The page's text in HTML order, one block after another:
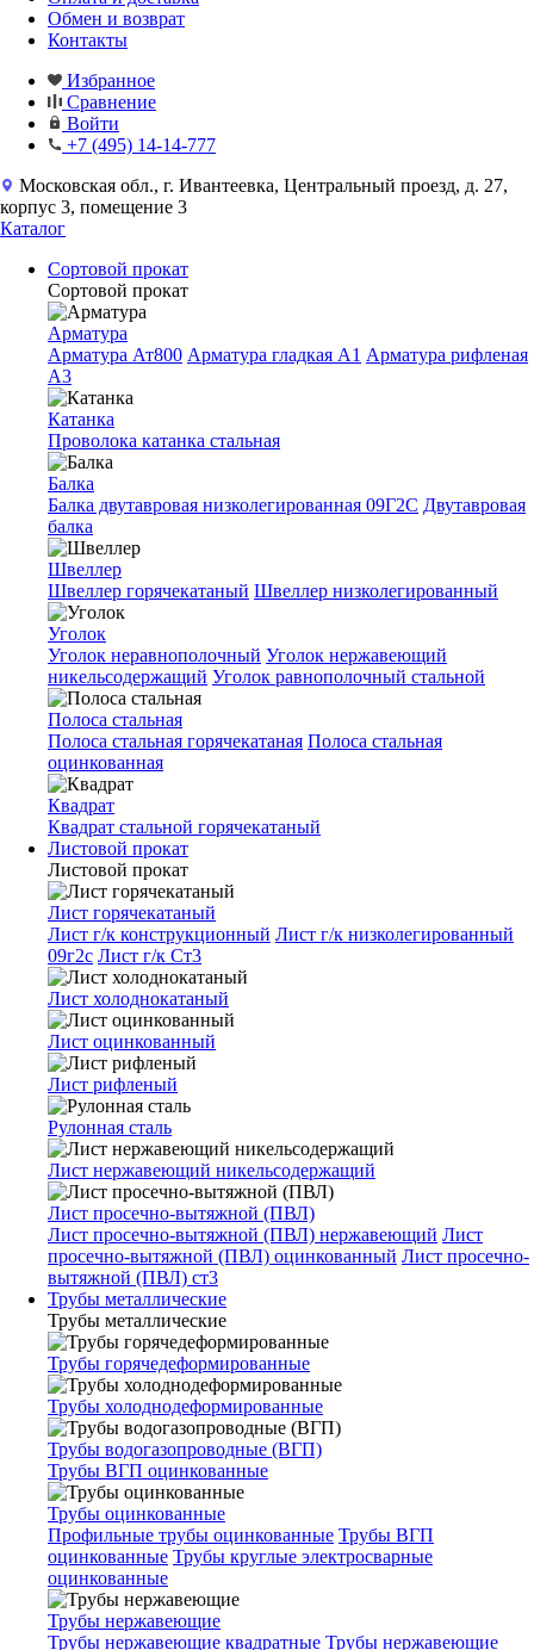
Обмен и возврат
Контакты
Избранное
Сравнение
Войти
+7 (495) 14-14-777
Московская обл., г. Ивантеевка, Центральный проезд, д. 27,
корпус 3, помещение 3
Каталог
Сортовой прокат
Сортовой прокат
Арматура
Арматура Ат800 Арматура гладкая A1 Арматура рифленая
A3
Катанка
Проволока катанка стальная
Балка
Балка двутавровая низколегированная 09Г2С Двутавровая
балка
Швеллер
Швеллер горячекатаный Швеллер низколегированный
Уголок
Уголок неравнополочный Уголок нержавеющий
никельсодержащий Уголок равнополочный стальной
Полоса стальная
Полоса стальная горячекатаная Полоса стальная
оцинкованная
Квадрат
Квадрат стальной горячекатаный
Листовой прокат
Листовой прокат
Лист горячекатаный
Лист г/к конструкционный Лист г/к низколегированный
09г2с Лист г/к Ст3
Лист холоднокатаный
Лист оцинкованный
Лист рифленый
Рулонная сталь
Лист нержавеющий никельсодержащий
Лист просечно-вытяжной (ПВЛ)
Лист просечно-вытяжной (ПВЛ) нержавеющий Лист
просечно-вытяжной (ПВЛ) оцинкованный Лист просечно-
вытяжной (ПВЛ) ст3
Трубы металлические
Трубы металлические
Трубы горячедеформированные
Трубы холоднодеформированные
Трубы водогазопроводные (ВГП)
Трубы ВГП оцинкованные
Трубы оцинкованные
Профильные трубы оцинкованные Трубы ВГП
оцинкованные Трубы круглые электросварные
оцинкованные
Трубы нержавеющие
Трубы нержавеющие квадратные Трубы нержавеющие